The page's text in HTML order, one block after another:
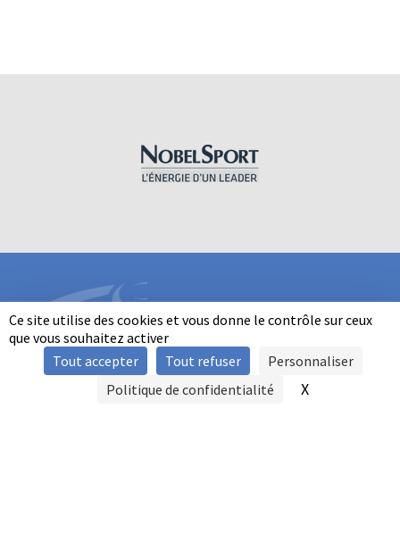
Ce site utilise des cookies et vous donne le contrôle sur ceux
que vous souhaitez activer
Tout accepter
Tout refuser
Personnaliser
Politique de confidentialité
X
INFORMATIONS
SIGNALER UNE VIOLENCE